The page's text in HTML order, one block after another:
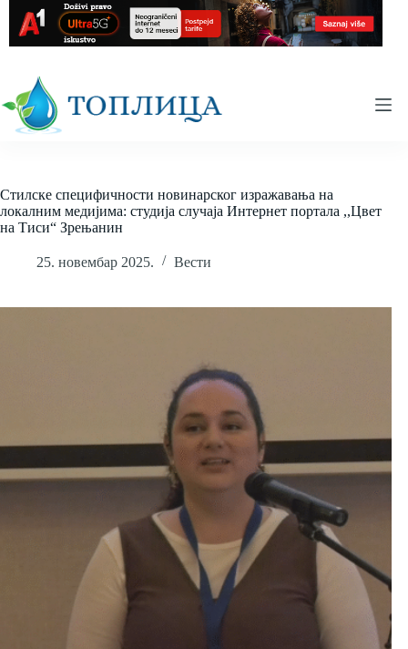
content
Стилске специфичности новинарског изражавања на
локалним медијима: студија случаја Интернет портала ,,Цвет
на Тиси“ Зрењанин
25. новембар 2025. Вести